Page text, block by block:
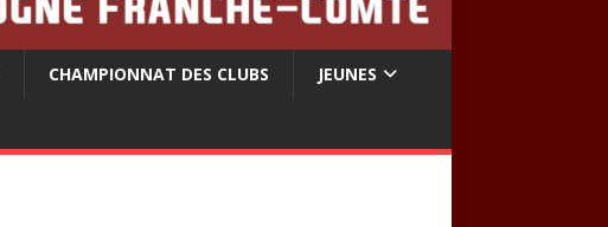
CHAMPIONNAT DES CLUBS JEUNES